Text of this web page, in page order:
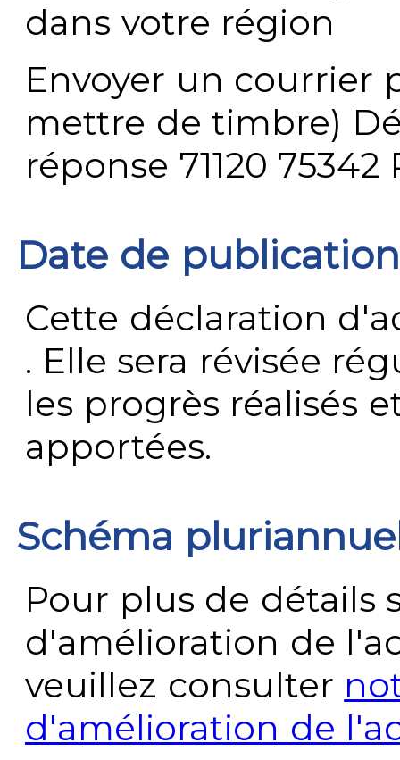
dans votre région
Envoyer un courrier
mettre de timbre)
réponse 71120 75342
Date de publication
Cette déclaration
. Elle sera révisée
les progrès réalisés
apportées.
Schéma
Pour plus de détails
d'amélioration de
veuillez consulter
d'amélioration de